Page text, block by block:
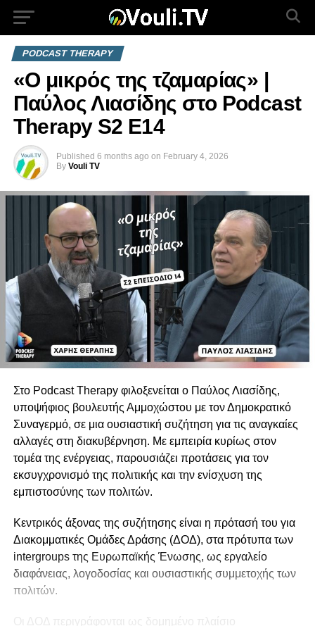
PODCAST THERAPY
«Ο μικρός της τζαμαρίας» |
Παύλος Λιασίδης στο Podcast
Therapy S2 E14
Published 6 months ago on February 4, 2026
By Vouli TV
Στο Podcast Therapy φιλοξενείται ο Παύλος Λιασίδης,
υποψήφιος βουλευτής Αμμοχώστου με τον Δημοκρατικό
Συναγερμό, σε μια ουσιαστική συζήτηση για τις αναγκαίες
αλλαγές στη διακυβέρνηση. Με εμπειρία κυρίως στον
τομέα της ενέργειας, παρουσιάζει προτάσεις για τον
εκσυγχρονισμό της πολιτικής και την ενίσχυση της
εμπιστοσύνης των πολιτών.
Κεντρικός άξονας της συζήτησης είναι η πρότασή του για
Διακομματικές Ομάδες Δράσης (ΔΟΔ), στα πρότυπα των
intergroups της Ευρωπαϊκής Ένωσης, ως εργαλείο
διαφάνειας, λογοδοσίας και ουσιαστικής συμμετοχής των
πολιτών.